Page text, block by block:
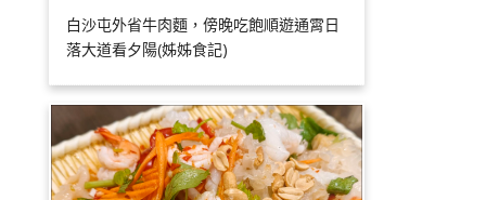
白沙屯外省牛肉麵，傍晚吃飽順遊通霄日
落大道看夕陽(姊姊食記)